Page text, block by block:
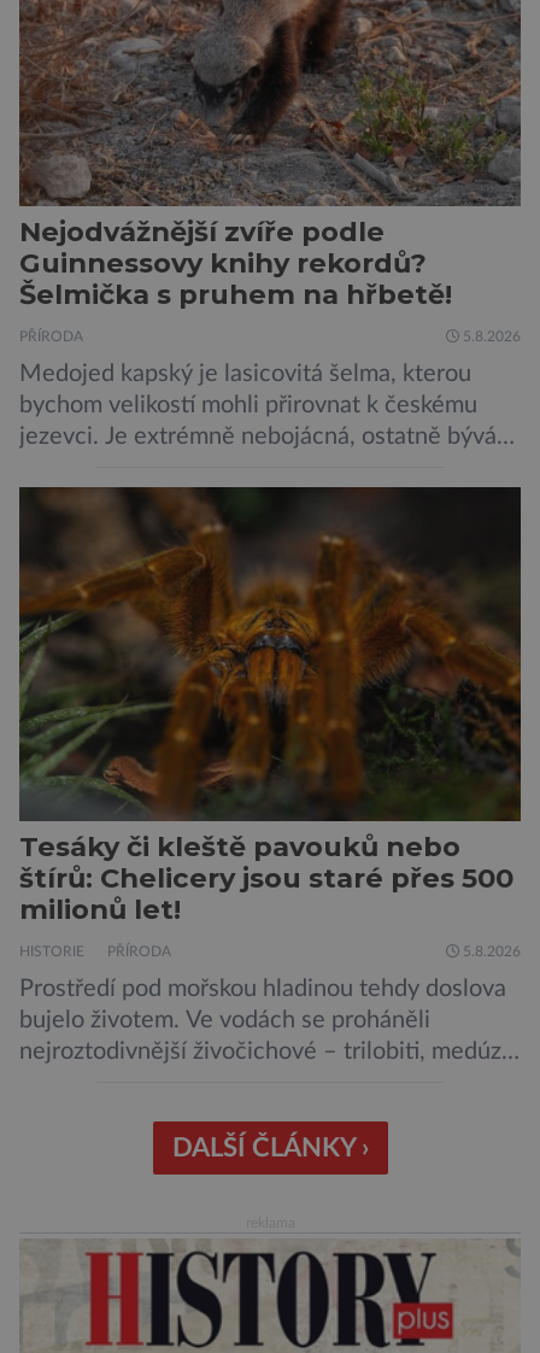
a samy také vydávají zvuky […]
Nejodvážnější zvíře podle
Guinnessovy knihy rekordů?
Šelmička s pruhem na hřbetě!
PŘÍRODA 5.8.2026
Medojed kapský je lasicovitá šelma, kterou
bychom velikostí mohli přirovnat k českému
jezevci. Je extrémně nebojácná, ostatně bývá
této souvislosti je dokonce zapsána do
Guinnessovy knihy rekordů. Navzdory svému
názvu nežije pouze v jižní Africe, ale domovem
je mu valná část černého kontinentu a
vyskytuje se rovněž v oblastech […]
Tesáky či kleště pavouků nebo
štírů: Chelicery jsou staré přes 500
milionů let!
HISTORIE PŘÍRODA 5.8.2026
Prostředí pod mořskou hladinou tehdy doslova
bujelo životem. Ve vodách se proháněli
nejroztodivnější živočichové – trilobiti, medúzy
zárodky zbraní typických pro dnešní pavouky.
Pavouci, štíři či klíšťata jsou členovci patřící do
chelicerami, které u nich představují právě […]
DALŠÍ ČLÁNKY ›